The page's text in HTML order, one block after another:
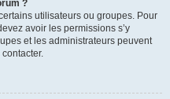
?
utilisateurs ou groupes. Pour
avoir les permissions s’y
et les administrateurs peuvent